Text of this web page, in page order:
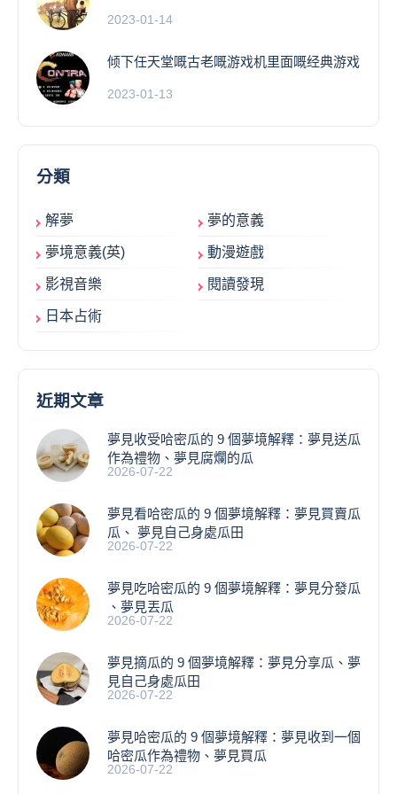
2023-01-14
倾下任天堂嘅古老嘅游戏机里面嘅经典游戏
2023-01-13
分類
解夢 夢的意義
夢境意義(英) 動漫遊戲
影視音樂 閱讀發現
日本占術
近期文章
夢見收受哈密瓜的 9 個夢境解釋：夢見送瓜
作為禮物、夢見腐爛的瓜
2026-07-22
夢見看哈密瓜的 9 個夢境解釋：夢見買賣瓜
瓜、 夢見自己身處瓜田
2026-07-22
夢見吃哈密瓜的 9 個夢境解釋：夢見分發瓜
、夢見丟瓜
2026-07-22
夢見摘瓜的 9 個夢境解釋：夢見分享瓜、夢
見自己身處瓜田
2026-07-22
夢見哈密瓜的 9 個夢境解釋：夢見收到一個
哈密瓜作為禮物、夢見買瓜
2026-07-22